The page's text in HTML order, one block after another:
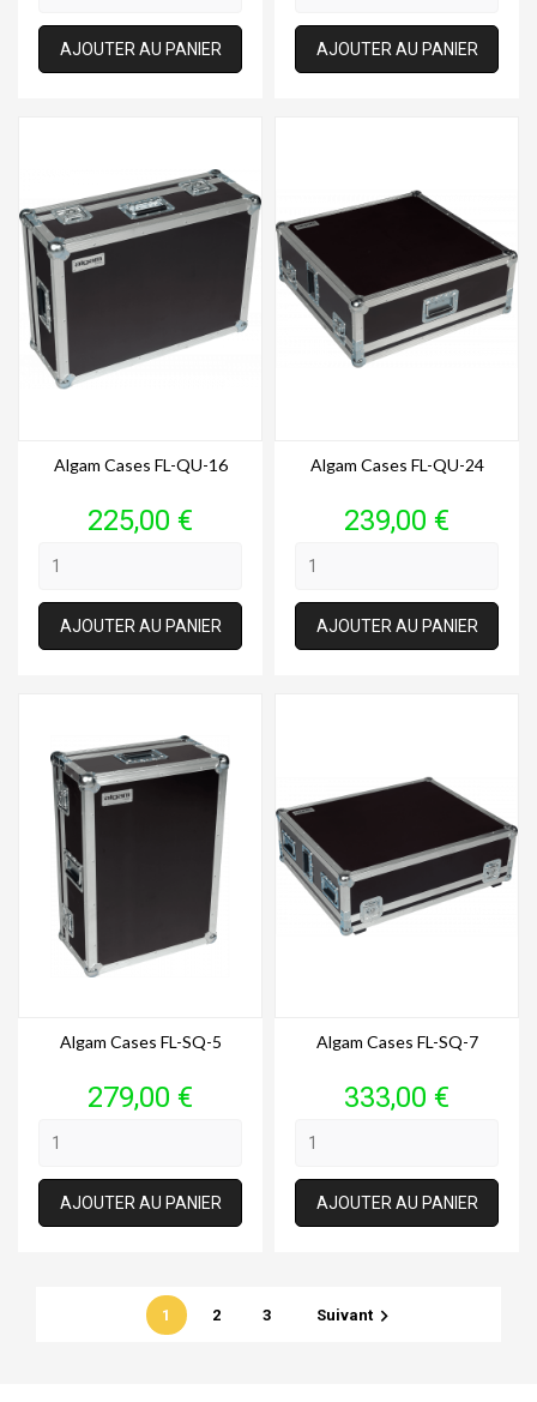
AJOUTER AU PANIER AJOUTER AU PANIER
Algam Cases FL-QU-16
Prix
225,00 €
AJOUTER AU PANIER
Algam Cases FL-QU-24
Prix
239,00 €
AJOUTER AU PANIER
Algam Cases FL-SQ-5
Prix
279,00 €
AJOUTER AU PANIER
Algam Cases FL-SQ-7
Prix
333,00 €
AJOUTER AU PANIER
1 2 3 Suivant 